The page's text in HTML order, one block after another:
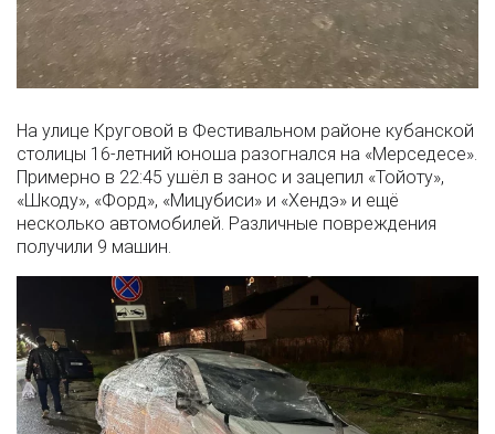
На улице Круговой в Фестивальном районе кубанской
столицы 16-летний юноша разогнался на «Мерседесе».
Примерно в 22:45 ушёл в занос и зацепил «Тойоту»,
«Шкоду», «Форд», «Мицубиси» и «Хендэ» и ещё
несколько автомобилей. Различные повреждения
получили 9 машин.